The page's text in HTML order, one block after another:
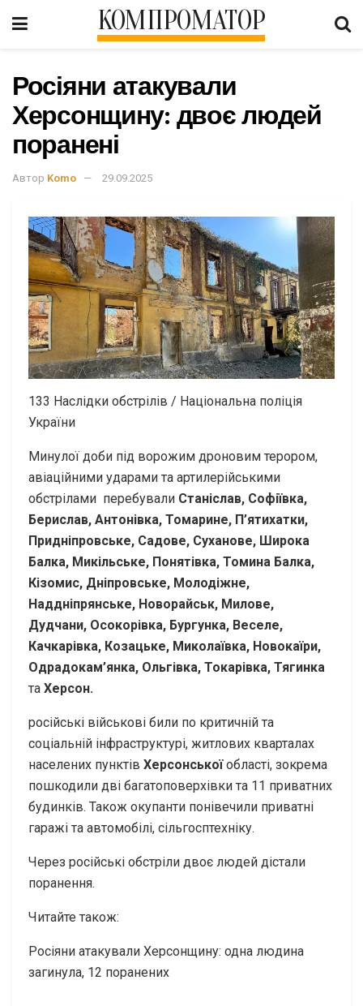
КОМПРОМАТОР
Росіяни атакували
Херсонщину: двоє людей
поранені
Автор Komo 29.09.2025
133 Наслідки обстрілів / Національна поліція
України
Минулої доби під ворожим дроновим терором,
авіаційними ударами та артилерійськими
обстрілами перебували Станіслав, Софіївка,
Берислав, Антонівка, Томарине, П’ятихатки,
Придніпровське, Садове, Суханове, Широка
Балка, Микільське, Понятівка, Томина Балка,
Кізомис, Дніпровське, Молодіжне,
Наддніпрянське, Новорайськ, Милове,
Дудчани, Осокорівка, Бургунка, Веселе,
Качкарівка, Козацьке, Миколаївка, Новокаїри,
Одрадокам’янка, Ольгівка, Токарівка, Тягинка
та Херсон.
російські військові били по критичній та
соціальній інфраструктурі, житлових кварталах
населених пунктів Херсонськоїобласті, зокрема
пошкодили дві багатоповерхівки та 11 приватних
будинків. Також окупанти понівечили приватні
гаражі та автомобілі, сільгосптехніку.
Через російські обстріли двоє людей дістали
поранення.
Читайте також:
Росіяни атакували Херсонщину: одна людина
загинула, 12 поранених